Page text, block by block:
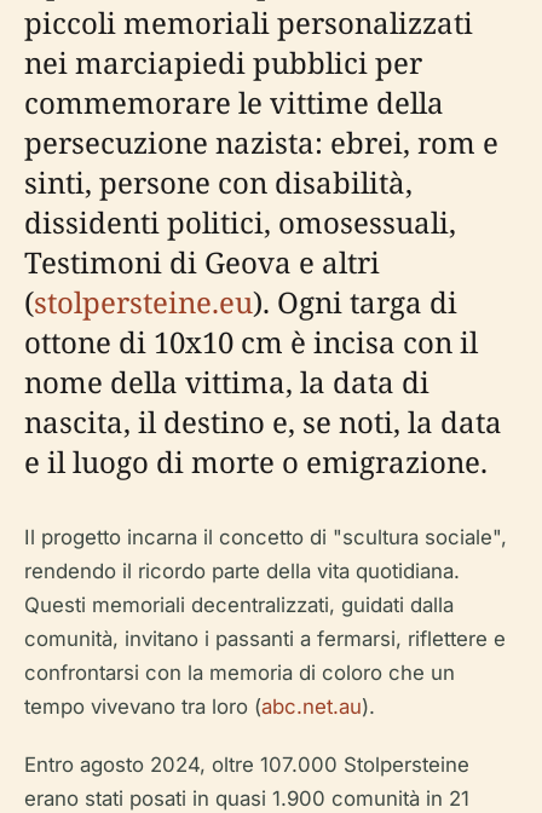
piccoli memoriali personalizzati
nei marciapiedi pubblici per
commemorare le vittime della
persecuzione nazista: ebrei, rom e
sinti, persone con disabilità,
dissidenti politici, omosessuali,
Testimoni di Geova e altri
(stolpersteine.eu). Ogni targa di
ottone di 10x10 cm è incisa con il
nome della vittima, la data di
nascita, il destino e, se noti, la data
e il luogo di morte o emigrazione.
Il progetto incarna il concetto di "scultura sociale",
rendendo il ricordo parte della vita quotidiana.
Questi memoriali decentralizzati, guidati dalla
comunità, invitano i passanti a fermarsi, riflettere e
confrontarsi con la memoria di coloro che un
tempo vivevano tra loro (abc.net.au).
Entro agosto 2024, oltre 107.000 Stolpersteine
erano stati posati in quasi 1.900 comunità in 21